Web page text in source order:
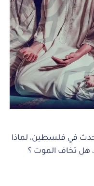
في فلسطين، لماذا
هل تخاف الموت ؟